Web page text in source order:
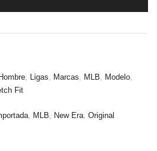
Hombre, Ligas, Marcas, MLB, Modelo,
Fit
, MLB, New Era, Original